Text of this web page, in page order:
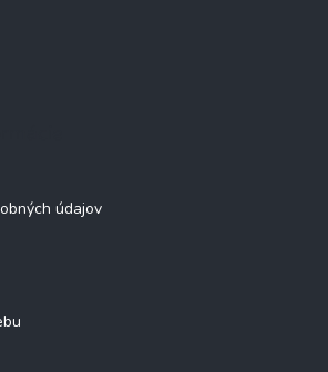
údajov